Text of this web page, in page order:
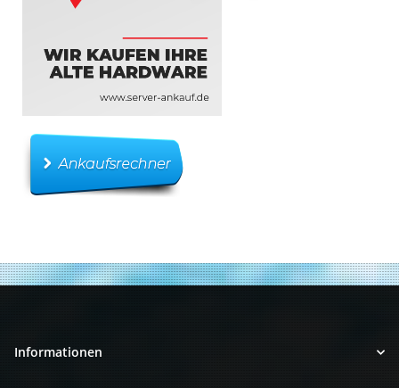
Informationen